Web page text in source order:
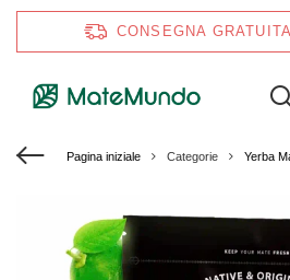
CONSEGNA GRATUITA
Pagina iniziale Categorie Yerba